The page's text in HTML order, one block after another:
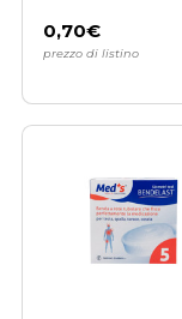
0,70€
prezzo di listino